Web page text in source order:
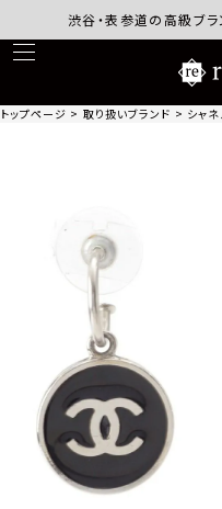
渋谷・表参道の高級ブラン
トップページ 取り扱いブランド シャ